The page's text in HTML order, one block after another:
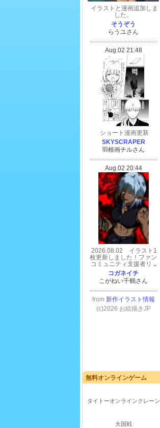
無料オンラインゲーム
タイトーオンラインクレーン
大国戦